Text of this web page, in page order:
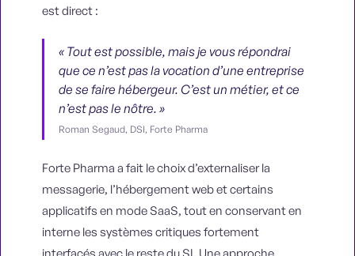
est direct :
« Tout est possible, mais je vous répondrai
que ce n’est pas la vocation d’une entreprise
de se faire hébergeur. C’est un métier, et ce
n’est pas le nôtre. »
Roman Segaud, DSI, Forte Pharma
Forte Pharma a fait le choix d’externaliser la
messagerie, l’hébergement web et certains
applicatifs en mode SaaS, tout en conservant en
interne les systèmes critiques fortement